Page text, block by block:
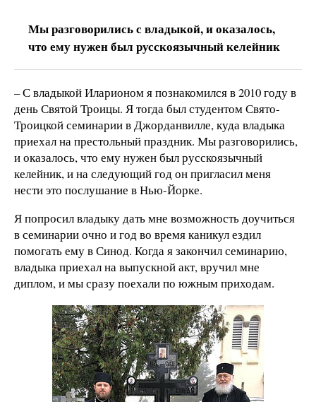
Мы разговорились с владыкой, и оказалось,
что ему нужен был русскоязычный келейник
– С владыкой Иларионом я познакомился в 2010 году в
день Святой Троицы. Я тогда был студентом Свято-
Троицкой семинарии в Джорданвилле, куда владыка
приехал на престольный праздник. Мы разговорились,
и оказалось, что ему нужен был русскоязычный
келейник, и на следующий год он пригласил меня
нести это послушание в Нью-Йорке.
Я попросил владыку дать мне возможность доучиться
в семинарии очно и год во время каникул ездил
помогать ему в Синод. Когда я закончил семинарию,
владыка приехал на выпускной акт, вручил мне
диплом, и мы сразу поехали по южным приходам.